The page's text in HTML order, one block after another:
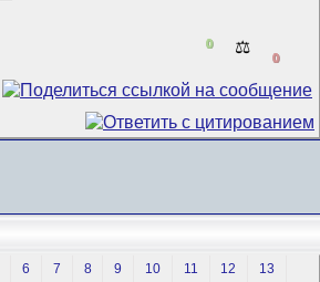
0 ⚖️
0
6 7 8 9 10 11 12
13